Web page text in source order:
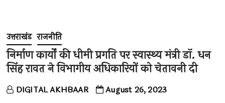
t
o
उत्तराखंड राजनीति
निर्माण कार्यों की धीमी प्रगति पर स्वास्थ्य मंत्री डॉ. धन
सिंह रावत ने विभागीय अधिकारियों को चेतावनी दी
DIGITAL AKHBAAR August 26, 2023